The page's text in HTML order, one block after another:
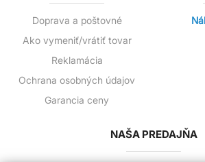
Doprava a poštovné
Ako vymeniť/vrátiť tovar
Reklamácia
Ochrana osobných údajov
Garancia ceny
NAŠA PREDAJŇA